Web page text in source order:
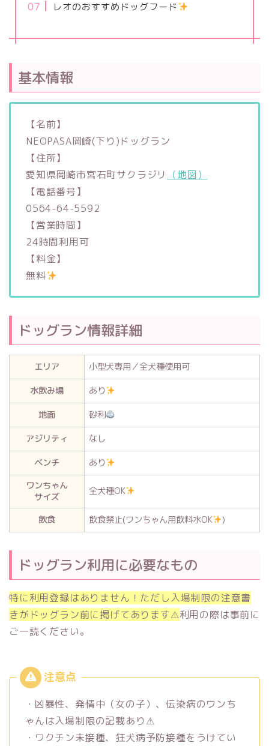
レオのおすすめドッグフード
基本情報
【名前】
NEOPASA岡崎(下り)ドッグラン
【住所】
愛知県岡崎市宮石町サクラジリ
（地図）
【電話番号】
0564-64-5592
【営業時間】
24時間利用可
【料金】
無料
ドッグラン情報詳細
エリア
小型犬専用／全犬種使用可
水飲み場
あり
地面
砂利
アジリティ
なし
ベンチ
あり
ワンちゃん
サイズ
全犬種OK
飲食 飲食禁止(ワンちゃん用飲料水OK )
ドッグラン利用に必要なもの
特に利用登録はありません！ただし入場制限の注意書
きがドッグラン前に掲げてあります⚠︎利用の際は事前に
ご一読ください。
・凶暴性、発情中（女の子）、伝染病のワンち
ゃんは入場制限の記載あり⚠︎
・ワクチン未接種、狂犬病予防接種をうけてい